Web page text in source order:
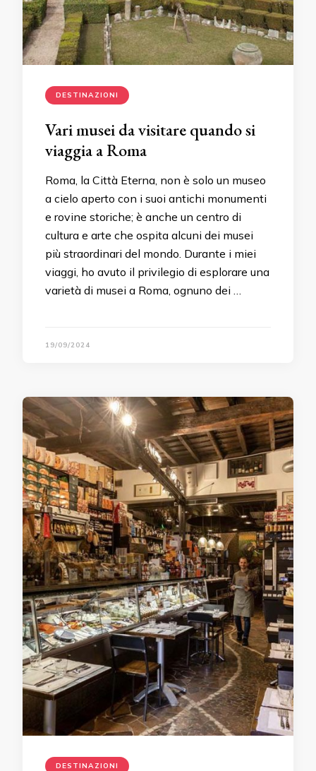
DESTINAZIONI
Vari musei da visitare quando si
viaggia a Roma
Roma, la Città Eterna, non è solo un museo
a cielo aperto con i suoi antichi monumenti
e rovine storiche; è anche un centro di
cultura e arte che ospita alcuni dei musei
più straordinari del mondo. Durante i miei
viaggi, ho avuto il privilegio di esplorare una
varietà di musei a Roma, ognuno dei …
19/09/2024
DESTINAZIONI